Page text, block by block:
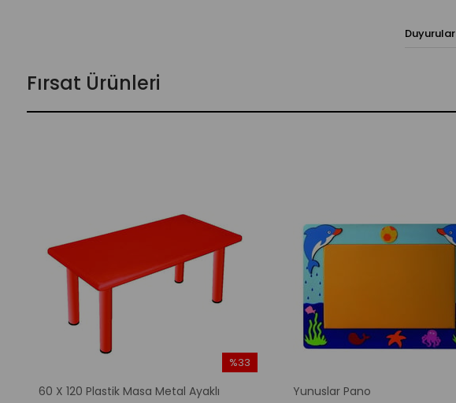
Duyurular
Fırsat Ürünleri
60 X 120 Plastik Masa Metal Ayaklı
%33
Yunuslar Pano